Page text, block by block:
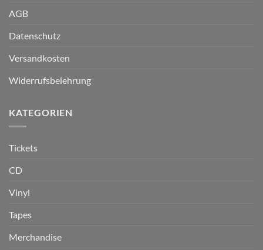
AGB
Datenschutz
Versandkosten
Widerrufsbelehrung
KATEGORIEN
Tickets
CD
Vinyl
Tapes
Merchandise